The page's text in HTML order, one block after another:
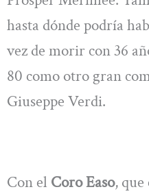
hasta dónde podría
vez de morir con 36
80 como otro gran
Giuseppe Verdi.
Con el Coro Easo, que